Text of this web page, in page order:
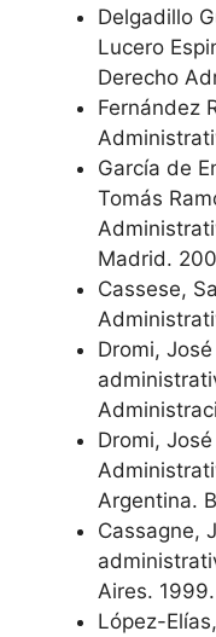
Delgadillo
Lucero
Derecho
Fernández
García de
Tomás
Madrid.
Cassese,
Dromi,
Dromi,
Argentina.
Cassagne,
Aires. 1999.
López-